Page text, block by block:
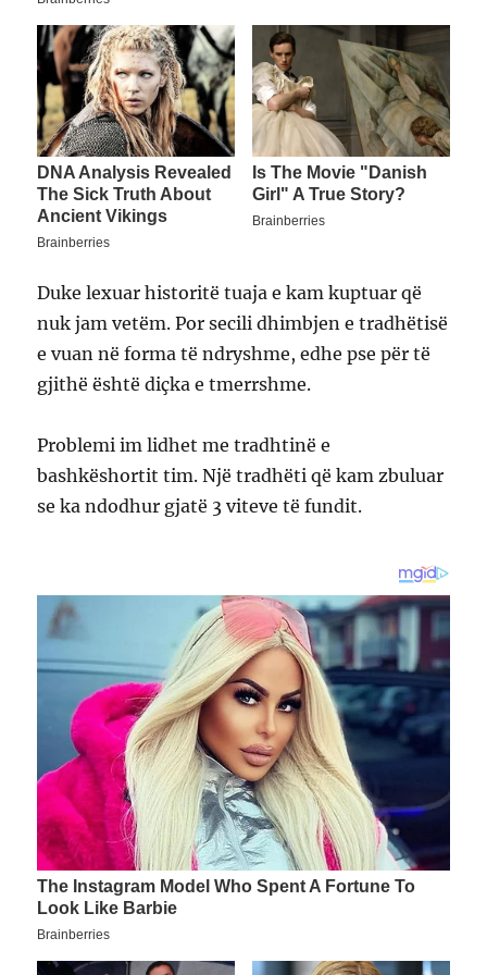
Duke lexuar historitë tuaja e kam kuptuar që
nuk jam vetëm. Por secili dhimbjen e tradhëtisë
e vuan në forma të ndryshme, edhe pse për të
gjithë është diçka e tmerrshme.
Problemi im lidhet me tradhtinë e
bashkëshortit tim. Një tradhëti që kam zbuluar
se ka ndodhur gjatë 3 viteve të fundit.